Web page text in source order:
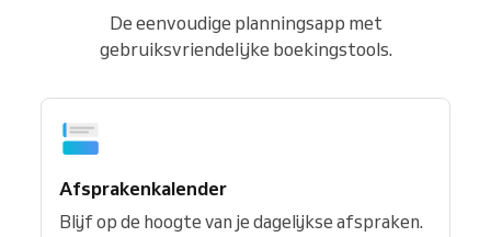
De eenvoudige planningsapp met
gebruiksvriendelijke boekingstools.
Afsprakenkalender
Blijf op de hoogte van je dagelijkse afspraken.